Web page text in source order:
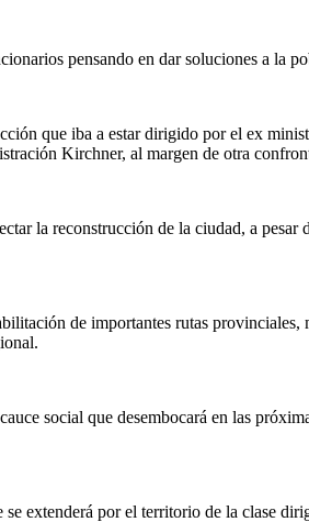
pensando en dar soluciones a la
que iba a estar dirigido por el ex
Kirchner, al margen de otra
la reconstrucción de la ciudad, a
de importantes rutas
social que desembocará en las
extenderá por el territorio de la clase